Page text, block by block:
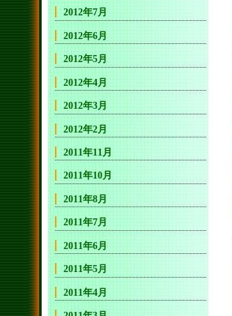
2012年7月
2012年6月
2012年5月
2012年4月
2012年3月
2012年2月
2011年11月
2011年10月
2011年8月
2011年7月
2011年6月
2011年5月
2011年4月